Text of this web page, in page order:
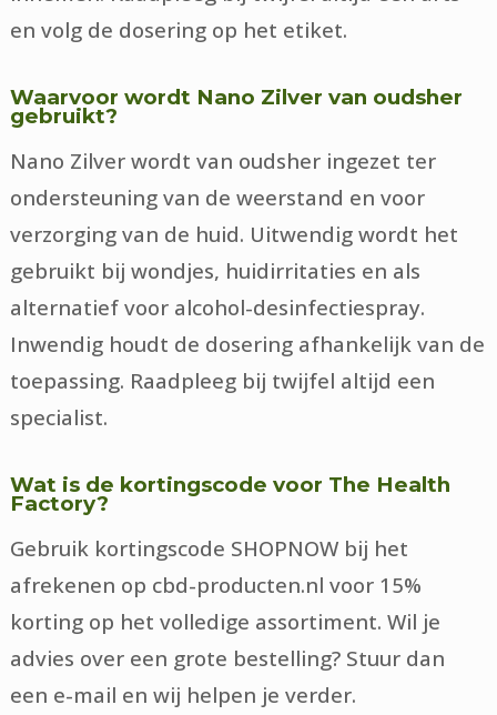
en volg de dosering op het etiket.
Waarvoor wordt Nano Zilver van oudsher
gebruikt?
Nano Zilver wordt van oudsher ingezet ter
ondersteuning van de weerstand en voor
verzorging van de huid. Uitwendig wordt het
gebruikt bij wondjes, huidirritaties en als
alternatief voor alcohol-desinfectiespray.
Inwendig houdt de dosering afhankelijk van de
toepassing. Raadpleeg bij twijfel altijd een
specialist.
Wat is de kortingscode voor The Health
Factory?
Gebruik kortingscode SHOPNOW bij het
afrekenen op cbd-producten.nl voor 15%
korting op het volledige assortiment. Wil je
advies over een grote bestelling? Stuur dan
een e-mail en wij helpen je verder.